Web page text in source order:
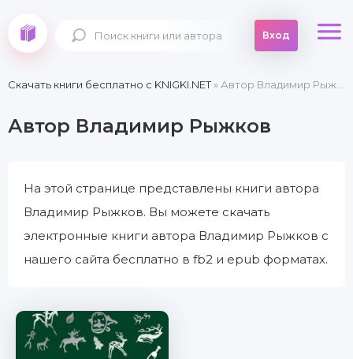
Вход
Скачать книги бесплатно c KNIGKI.NET» Автор Владимир Рыжков
Автор Владимир Рыжков
На этой странице представлены книги автора
Владимир Рыжков. Вы можете скачать
электронные книги автора Владимир Рыжков с
нашего сайта бесплатно в fb2 и epub форматах.